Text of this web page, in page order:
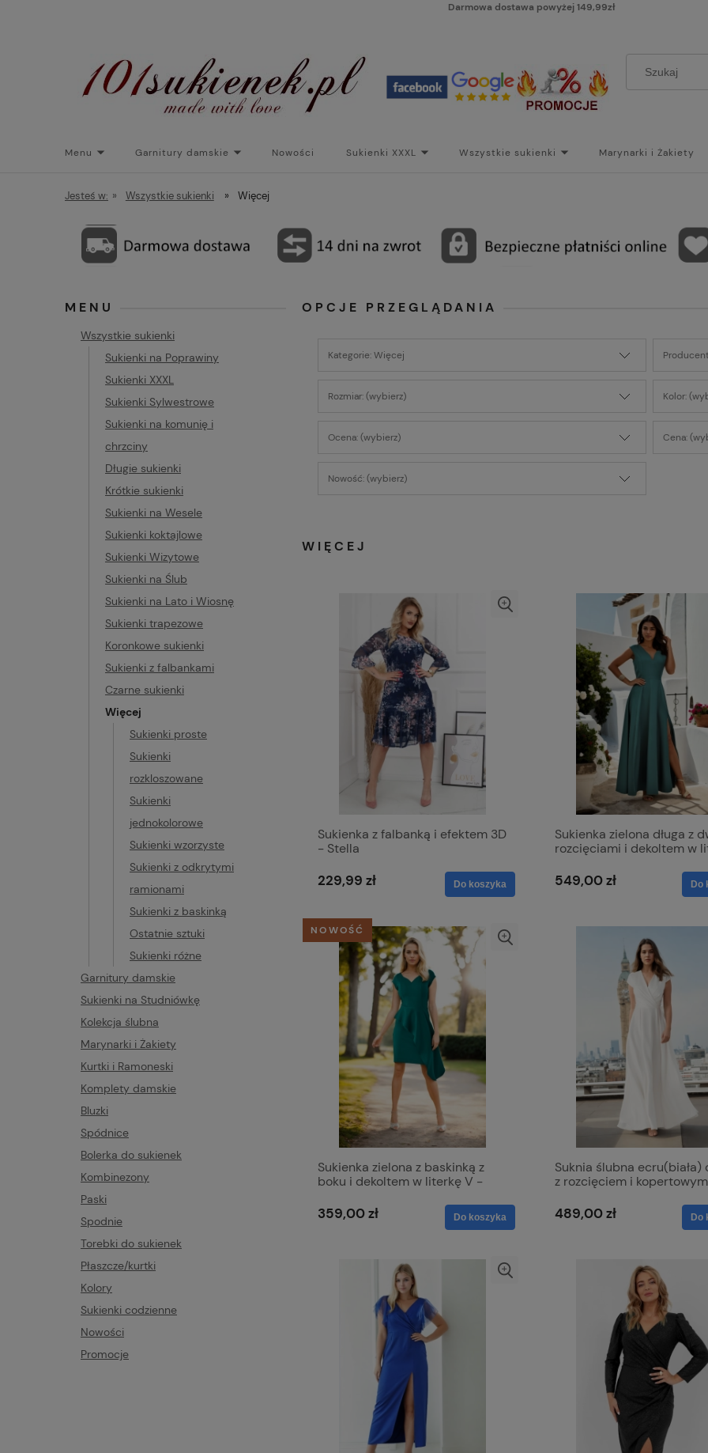
Darmowa dostawa powyżej 149,99zł
Menu Garnitury damskie Nowości Sukienki XXXL Wszystkie sukienki Marynarki i Żakiety
Torebki do sukienek Promocje
Jesteś w: » Wszystkie sukienki » Więcej
MENU
Wszystkie sukienki
Sukienki na Poprawiny
Sukienki XXXL
Sukienki Sylwestrowe
Sukienki na komunię i
chrzciny
Długie sukienki
Krótkie sukienki
Sukienki na Wesele
Sukienki koktajlowe
Sukienki Wizytowe
Sukienki na Ślub
Sukienki na Lato i Wiosnę
Sukienki trapezowe
Koronkowe sukienki
Sukienki z falbankami
Czarne sukienki
Więcej
Sukienki proste
Sukienki
rozkloszowane
Sukienki
jednokolorowe
Sukienki wzorzyste
Sukienki z odkrytymi
ramionami
Sukienki z baskinką
Ostatnie sztuki
Sukienki różne
Garnitury damskie
Sukienki na Studniówkę
Kolekcja ślubna
Marynarki i Żakiety
Kurtki i Ramoneski
Komplety damskie
Bluzki
Spódnice
Bolerka do sukienek
Kombinezony
Paski
Spodnie
Torebki do sukienek
Płaszcze/kurtki
Kolory
Sukienki codzienne
Nowości
Promocje
OPCJE PRZEGLĄDANIA
Kategorie: Więcej
Rozmiar: (wybierz) Kolor:
Ocena: (wybierz) Cena:
Nowość: (wybierz)
WIĘCEJ
Sukienka z falbanką i efektem 3D
- Stella
229,99 zł Do koszyka
Sukienka zielona długa z
rozcięciami i dekoltem w
materiału - Milena
549,00 zł Do
Sukienka zielona z baskinką z
boku i dekoltem w literkę V -
359,00 zł Do koszyka
NOWOŚĆ
Suknia ślubna ecru(biała)
z rozcięciem i kopertowym
489,00 zł Do